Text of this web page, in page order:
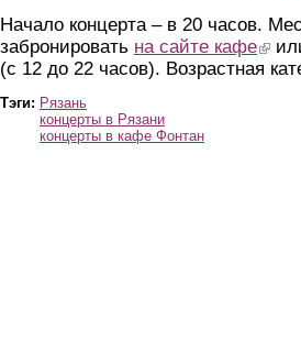
Начало концерта – в 20 часов.
забронировать на сайте кафе(link
(с 12 до 22 часов). Возрастная
Тэги: Рязань
концерты в Рязани
концерты в кафе Фонтан